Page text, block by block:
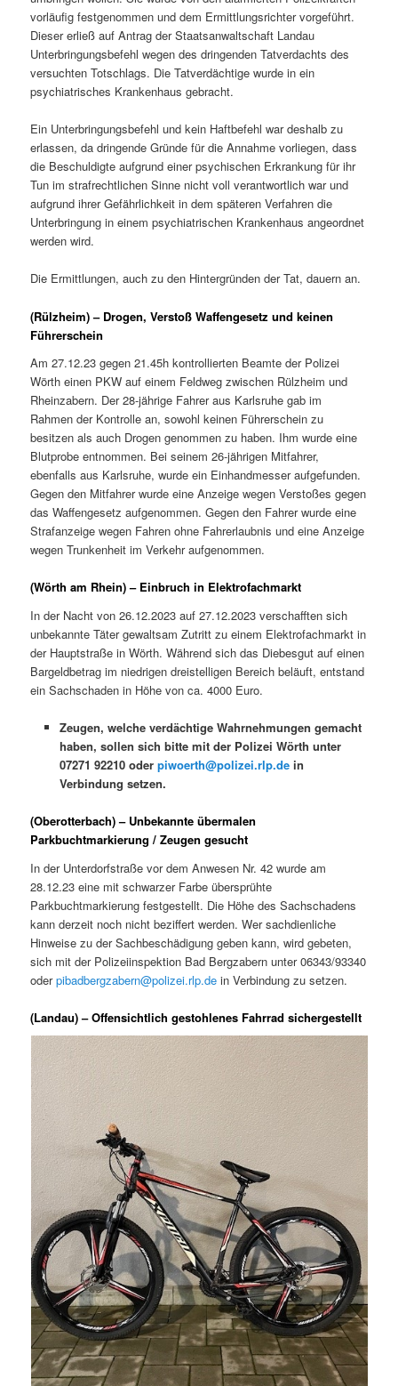
vorläufig festgenommen und dem Ermittlungsrichter vorgeführt.
Dieser erließ auf Antrag der Staatsanwaltschaft Landau
Unterbringungsbefehl wegen des dringenden Tatverdachts des
versuchten Totschlags. Die Tatverdächtige wurde in ein
psychiatrisches Krankenhaus gebracht.
Ein Unterbringungsbefehl und kein Haftbefehl war deshalb zu
erlassen, da dringende Gründe für die Annahme vorliegen, dass
die Beschuldigte aufgrund einer psychischen Erkrankung für ihr
Tun im strafrechtlichen Sinne nicht voll verantwortlich war und
aufgrund ihrer Gefährlichkeit in dem späteren Verfahren die
Unterbringung in einem psychiatrischen Krankenhaus angeordnet
werden wird.
Die Ermittlungen, auch zu den Hintergründen der Tat, dauern an.
(Rülzheim) – Drogen, Verstoß Waffengesetz und keinen
Führerschein
Am 27.12.23 gegen 21.45h kontrollierten Beamte der Polizei
Wörth einen PKW auf einem Feldweg zwischen Rülzheim und
Rheinzabern. Der 28-jährige Fahrer aus Karlsruhe gab im
Rahmen der Kontrolle an, sowohl keinen Führerschein zu
besitzen als auch Drogen genommen zu haben. Ihm wurde eine
Blutprobe entnommen. Bei seinem 26-jährigen Mitfahrer,
ebenfalls aus Karlsruhe, wurde ein Einhandmesser aufgefunden.
Gegen den Mitfahrer wurde eine Anzeige wegen Verstoßes gegen
das Waffengesetz aufgenommen. Gegen den Fahrer wurde eine
Strafanzeige wegen Fahren ohne Fahrerlaubnis und eine Anzeige
wegen Trunkenheit im Verkehr aufgenommen.
(Wörth am Rhein) – Einbruch in Elektrofachmarkt
In der Nacht von 26.12.2023 auf 27.12.2023 verschafften sich
unbekannte Täter gewaltsam Zutritt zu einem Elektrofachmarkt in
der Hauptstraße in Wörth. Während sich das Diebesgut auf einen
Bargeldbetrag im niedrigen dreistelligen Bereich beläuft, entstand
ein Sachschaden in Höhe von ca. 4000 Euro.
Zeugen, welche verdächtige Wahrnehmungen gemacht
haben, sollen sich bitte mit der Polizei Wörth unter
07271 92210 oder piwoerth@polizei.rlp.dein
Verbindung setzen.
(Oberotterbach) – Unbekannte übermalen
Parkbuchtmarkierung / Zeugen gesucht
In der Unterdorfstraße vor dem Anwesen Nr. 42 wurde am
28.12.23 eine mit schwarzer Farbe übersprühte
Parkbuchtmarkierung festgestellt. Die Höhe des Sachschadens
kann derzeit noch nicht beziffert werden. Wer sachdienliche
Hinweise zu der Sachbeschädigung geben kann, wird gebeten,
sich mit der Polizeiinspektion Bad Bergzabern unter 06343/93340
oderpibadbergzabern@polizei.rlp.de in Verbindung zu setzen.
(Landau) – Offensichtlich gestohlenes Fahrrad sichergestellt